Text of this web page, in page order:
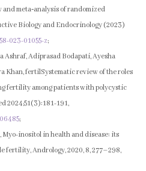
meta‑analysis of randomized
Biology and Endocrinology (2023)
023-01055-z;
Ashraf, Adiprasad Bodapati, Ayesha
Khan, fertilSystematic review of the roles
fertility among patients with polycystic
2024;51(3):181-191,
;
Myo-inositol in health and disease: its
fertility, Andrology, 2020, 8, 277–298,